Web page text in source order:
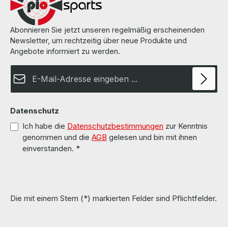
Abonnieren Sie jetzt unseren regelmäßig erscheinenden
Newsletter, um rechtzeitig über neue Produkte und
Angebote informiert zu werden.
Datenschutz
Ich habe die Datenschutzbestimmungen zur Kenntnis
genommen und die AGB gelesen und bin mit ihnen
einverstanden. *
Die mit einem Stern (*) markierten Felder sind Pflichtfelder.